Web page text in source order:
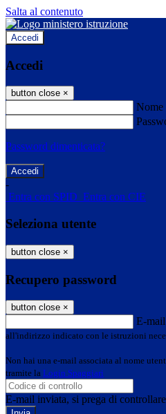
Salta al contenuto
Accedi
Accedi
button close ×
Nome
Password dimenticata?
-
Entra con SPID Entra con CIE
Seleziona utente
button close ×
Recupero password
button close ×
E-mail
all'indirizzo indicato con le istruzioni
Non hai una e-mail associata al nome
tramite la Login Spaggiari
E-mail inviata, si prega di